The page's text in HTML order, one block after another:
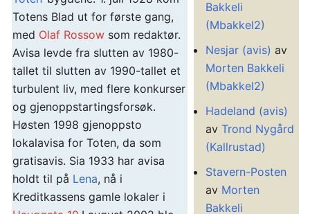
Totens Blad ut for første gang,
med Olaf Rossow som redaktør.
Avisa levde fra slutten av 1980-
tallet til slutten av 1990-tallet et
turbulent liv, med flere konkurser
og gjenoppstartingsforsøk.
Høsten 1998 gjenoppsto
lokalavisa for Toten, da som
gratisavis. Sia 1933 har avisa
holdt til på Lena, nå i
Kreditkassens gamle lokaler i
Bakkeli
(Mbakkel2)
Nesjar (avis) av
Morten Bakkeli
(Mbakkel2)
Hadeland (avis)
av Trond Nygård
(Kallrustad)
Stavern-Posten
av Morten
Bakkeli